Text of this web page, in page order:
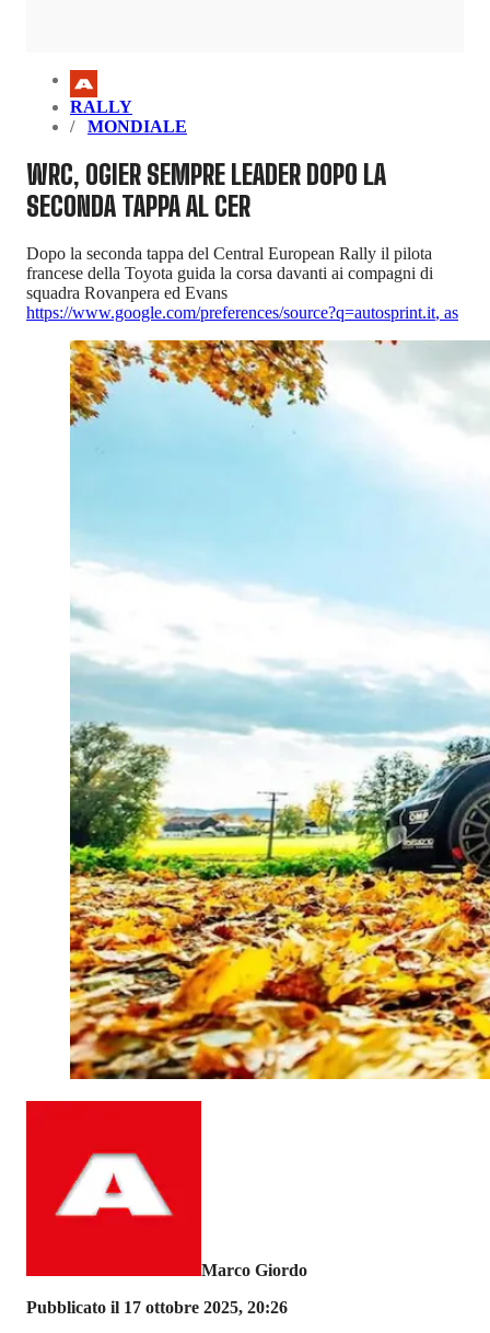
RALLY
MONDIALE
WRC, OGIER SEMPRE LEADER DOPO LA
SECONDA TAPPA AL CER
Dopo la seconda tappa del Central European Rally il pilota
francese della Toyota guida la corsa davanti ai compagni di
squadra Rovanpera ed Evans
https://www.google.com/preferences/source?q=autosprint.it, as
Marco Giordo
Pubblicato il 17 ottobre 2025, 20:26